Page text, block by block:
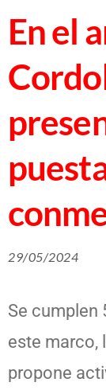
En el
29/05/2024
Se cumplen
este marco,
propone